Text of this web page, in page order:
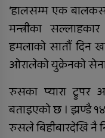
‘हालसम्म एक
मन्त्रीका
हमलाको सातौं दिन
ओरालेको युक्रेनको
रुसका प्यारा
बताइएको छ । झण्डै
रुसले बिहीबारदेखि नै